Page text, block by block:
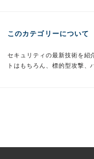
このカテゴリーについて
セキュリティの最新技術を紹
トはもちろん、標的型攻撃、